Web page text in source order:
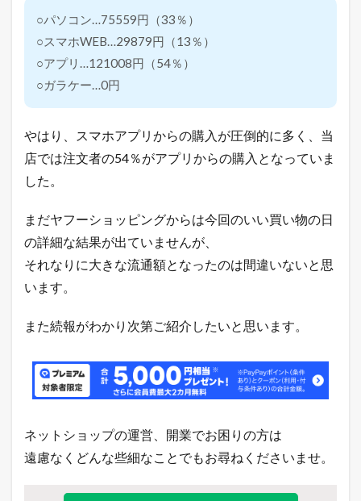
め
の
次
目
達
率
（
目
標
：
8
4
0
0
円
5
今
月
要
モ
○パソコン…75559円（33％）
○スマホWEB…29879円（13％）
○アプリ…121008円（54％）
○ガラケー…0円
やはり、スマホアプリからの購入が圧倒的に多く、当
店では注文者の54％がアプリからの購入となっていま
した。
まだヤフーショッピングからは今回のいい買い物の日
の詳細な結果が出ていませんが、
それなりに大きな流通額となったのは間違いないと思
います。
また続報がわかり次第ご紹介したいと思います。
ネットショップの運営、開業でお困りの方は
遠慮なくどんな些細なことでもお尋ねくださいませ。